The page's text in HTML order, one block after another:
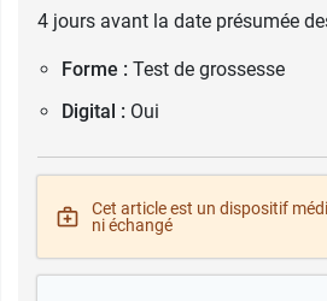
4 jours avant la date présumée
Forme : Test de grossesse
Digital : Oui
Cet article est un dispositif
ni échangé